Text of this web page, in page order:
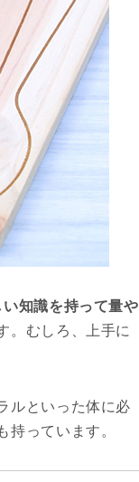
い知識を持って量や
。むしろ、上手に
ルといった体に必
っています。